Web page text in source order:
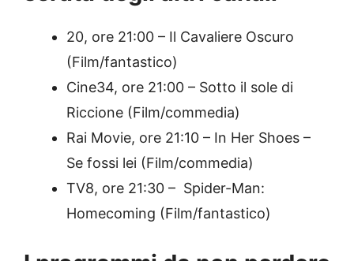
20, ore 21:00 – Il Cavaliere Oscuro
(Film/fantastico)
Cine34, ore 21:00 – Sotto il sole di
Riccione (Film/commedia)
Rai Movie, ore 21:10 – In Her Shoes –
Se fossi lei (Film/commedia)
TV8, ore 21:30 – Spider-Man:
Homecoming (Film/fantastico)